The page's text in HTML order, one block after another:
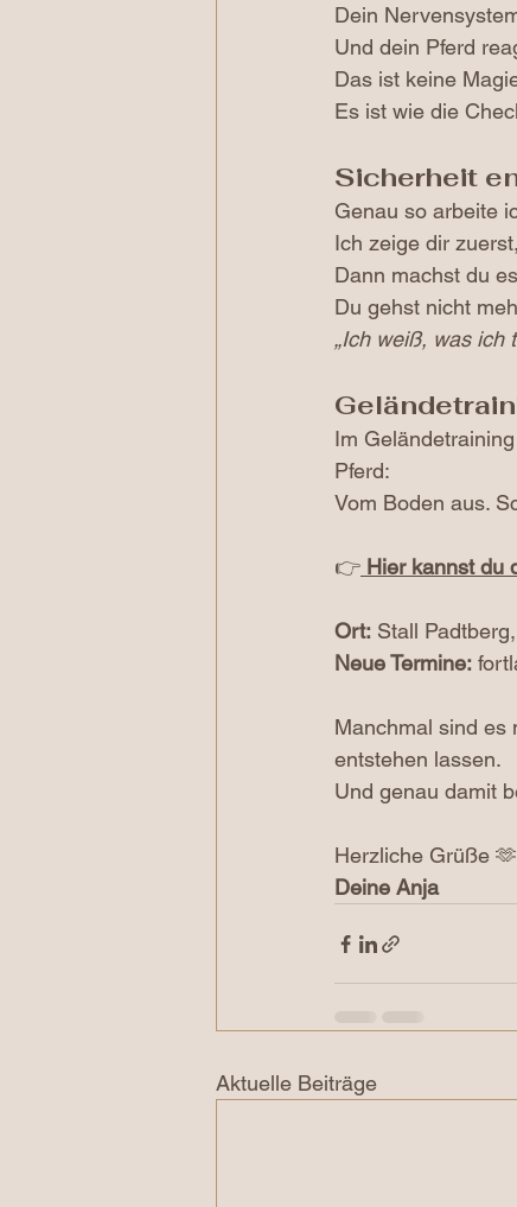
Dein
Und dein Pferd
Das ist keine
Es ist wie die
Sicherheit
Genau so arbeite
Ich zeige dir
Dann machst du
Du gehst nicht
„Ich weiß, was ich
Im
Pferd:
Vom Boden aus.
👉 Hier kannst du
Ort: Stall
Neue Termine:
Manchmal sind es
entstehen lassen.
Und genau damit
Herzliche Grüße 🫶
Deine Anja
Aktuelle Beiträge